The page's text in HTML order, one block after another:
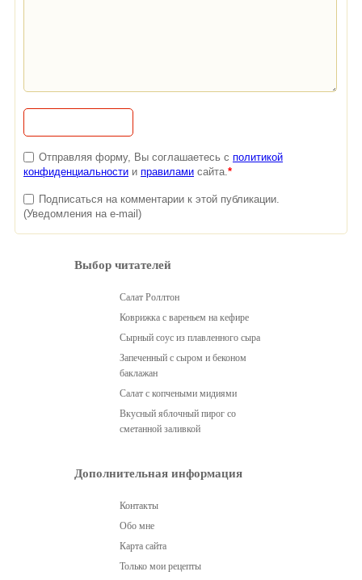
Отправляя форму, Вы соглашаетесь с политикой
конфиденциальности и правилами сайта. *
Подписаться на комментарии к этой публикации.
(Уведомления на e-mail)
Выбор читателей
Салат Роллтон
Коврижка с вареньем на кефире
Сырный соус из плавленного сыра
Запеченный с сыром и беконом
баклажан
Салат с копчеными мидиями
Вкусный яблочный пирог со
сметанной заливкой
Дополнительная информация
Контакты
Обо мне
Карта сайта
Только мои рецепты